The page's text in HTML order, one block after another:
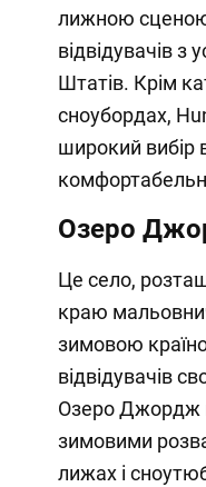
лижною
відвідувачів з
Штатів. Крім
сноубордах,
широкий вибір
Озеро
Це село,
краю
зимовою
відвідувачів
Озеро Джордж
зимовими
лижах і